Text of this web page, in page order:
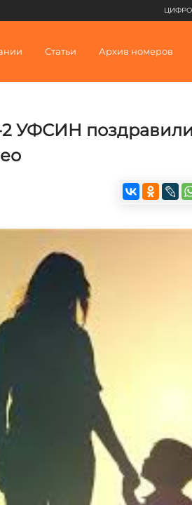
Статьи Архив номеров
УФСИН поздравили